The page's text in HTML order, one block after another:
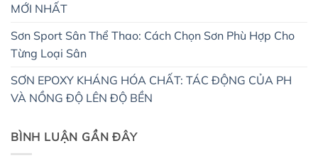
MỚI NHẤT
Sơn Sport Sân Thể Thao: Cách Chọn Sơn Phù Hợp Cho
Từng Loại Sân
SƠN EPOXY KHÁNG HÓA CHẤT: TÁC ĐỘNG CỦA PH
VÀ NỒNG ĐỘ LÊN ĐỘ BỀN
BÌNH LUẬN GẦN ĐÂY